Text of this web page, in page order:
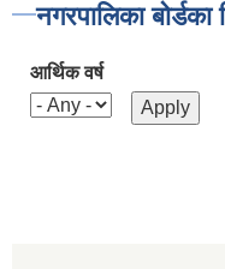
नगरपालिका बोर्डका
आर्थिक वर्ष